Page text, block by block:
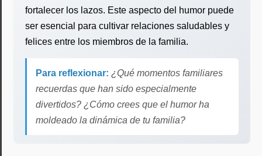
fortalecer los lazos. Este aspecto del humor puede
ser esencial para cultivar relaciones saludables y
felices entre los miembros de la familia.
Para reflexionar: ¿Qué momentos familiares
recuerdas que han sido especialmente
divertidos? ¿Cómo crees que el humor ha
moldeado la dinámica de tu familia?